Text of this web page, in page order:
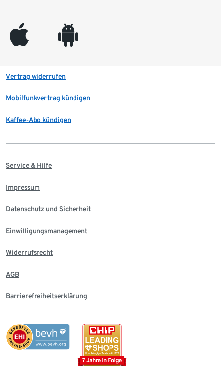
appleinc android
Vertrag widerrufen
Mobilfunkvertrag kündigen
Kaffee-Abo kündigen
Service & Hilfe
Impressum
Datenschutz und Sicherheit
Einwilligungsmanagement
Widerrufsrecht
AGB
Barrierefreiheitserklärung